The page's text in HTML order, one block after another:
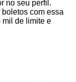
no seu perfil.
com essa
mil de limite e